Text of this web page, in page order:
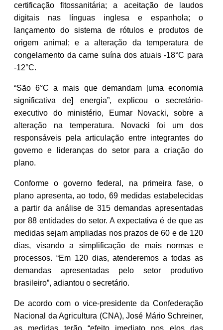
certificação fitossanitária; a aceitação de laudos
digitais nas línguas inglesa e espanhola; o
lançamento do sistema de rótulos e produtos de
origem animal; e a alteração da temperatura de
congelamento da carne suína dos atuais -18°C para
-12°C.
“São 6°C a mais que demandam [uma economia
significativa de] energia”, explicou o secretário-
executivo do ministério, Eumar Novacki, sobre a
alteração na temperatura. Novacki foi um dos
responsáveis pela articulação entre integrantes do
governo e lideranças do setor para a criação do
plano.
Conforme o governo federal, na primeira fase, o
plano apresenta, ao todo, 69 medidas estabelecidas
a partir da análise de 315 demandas apresentadas
por 88 entidades do setor. A expectativa é de que as
medidas sejam ampliadas nos prazos de 60 e de 120
dias, visando a simplificação de mais normas e
processos. “Em 120 dias, atenderemos a todas as
demandas apresentadas pelo setor produtivo
brasileiro”, adiantou o secretário.
De acordo com o vice-presidente da Confederação
Nacional da Agricultura (CNA), José Mário Schreiner,
as medidas terão “efeito imediato nos elos das